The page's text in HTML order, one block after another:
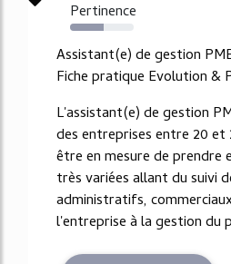
Pertinence
53%
Assistant(e) de gestion
Fiche pratique Evolution
L'assistant(e) de gestion
des entreprises entre 20
être en mesure de prendre
très variées allant du suivi
administratifs,
l'entreprise à la gestion du